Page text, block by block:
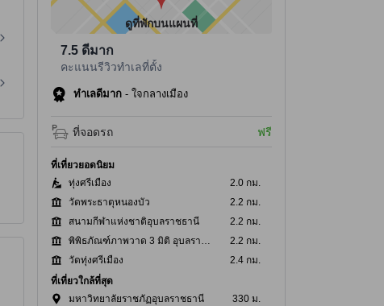
ดูที่พักบนแผนที่
7.5 ดีมาก
คะแนนรีวิวทำเลที่ตั้ง
ทำเลดีมาก - ใจกลางเมือง
ที่จอดรถ ฟรี
ที่เที่ยวยอดนิยม
ทุ่งศรีเมือง
2.0 กม.
วัดพระธาตุหนองบัว
2.2 กม.
สนามกีฬาแห่งชาติอุบลราชธานี
2.2 กม.
พิพิธภัณฑ์ภาพวาด 3 มิติ อุบลราชธานี
2.2 กม.
วัดทุ่งศรีเมือง
2.4 กม.
ที่เที่ยวใกล้ที่สุด
มหาวิทยาลัยราชภัฏอุบลราชธานี
330 ม.